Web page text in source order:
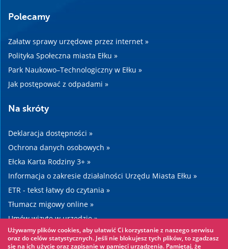
Polecamy
Załatw sprawy urzędowe przez internet »
Polityka Społeczna miasta Ełku »
Park Naukowo–Technologiczny w Ełku »
Jak postępować z odpadami »
Na skróty
Deklaracja dostępności »
Ochrona danych osobowych »
Ełcka Karta Rodziny 3+ »
Informacja o zakresie działalności Urzędu Miasta Ełku »
ETR - tekst łatwy do czytania »
Tłumacz migowy online »
Umów wizytę w urzędzie »
Drogi »
Używamy plików cookies, aby ułatwić Ci korzystanie z naszego serwisu
oraz do celów statystycznych. Jeśli nie blokujesz tych plików, to zgadzasz
się na ich użycie oraz zapisanie w pamięci urządzenia. Pamiętaj, że